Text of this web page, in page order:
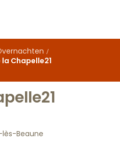
Chapelle21
lès-Beaune